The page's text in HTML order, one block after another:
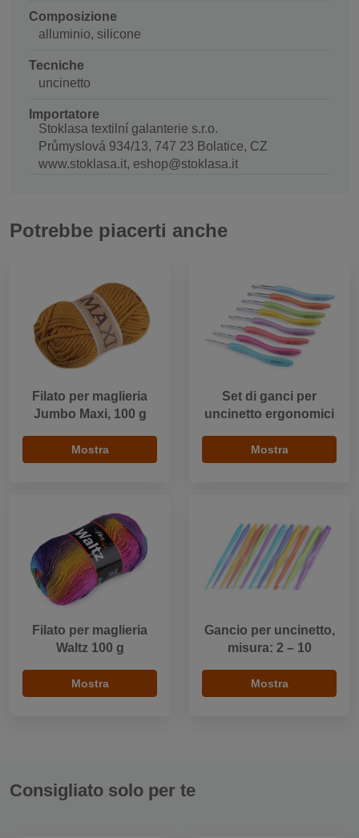
Composizione
alluminio, silicone
Tecniche
uncinetto
Importatore
Stoklasa textilní galanterie s.r.o.
Průmyslová 934/13, 747 23 Bolatice, CZ
www.stoklasa.it, eshop@stoklasa.it
Potrebbe piacerti anche
Filato per maglieria
Jumbo Maxi, 100 g
Mostra
Set di ganci per
uncinetto ergonomici
Mostra
Filato per maglieria
Waltz 100 g
Mostra
Gancio per uncinetto,
misura: 2 – 10
Mostra
Consigliato solo per te